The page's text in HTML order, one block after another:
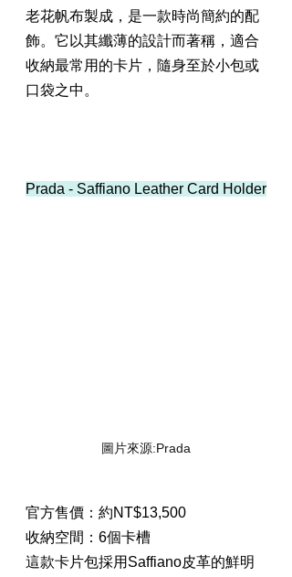
老花帆布製成，是一款時尚簡約的配
飾。它以其纖薄的設計而著稱，適合
收納最常用的卡片，隨身至於小包或
口袋之中。
Prada - Saffiano Leather Card Holder
圖片來源:Prada
官方售價：約NT$13,500
收納空間：6個卡槽
這款卡片包採用Saffiano皮革的鮮明